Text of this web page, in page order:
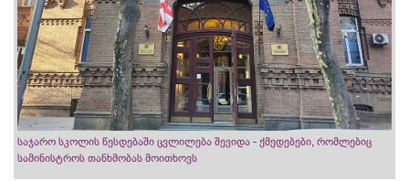
საჯარო სკოლის წესდებაში ცვლილება შევიდა - ქმედებები, რომლებიც
სამინისტროს თანხმობას მოითხოვს